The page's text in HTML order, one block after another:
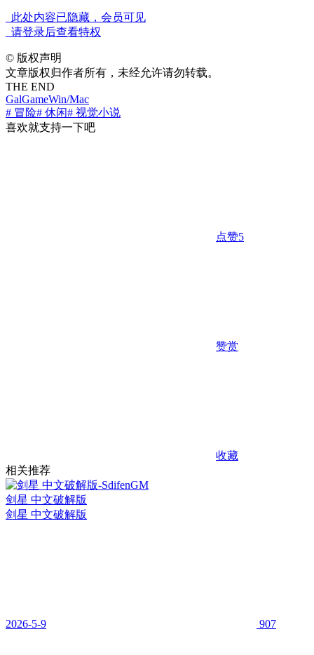
此处内容已隐藏，会员可见
请登录后查看特权
© 版权声明
文章版权归作者所有，未经允许请勿转载。
THE END
GalGameWin/Mac
# 冒险# 休闲# 视觉小说
喜欢就支持一下吧
点赞5
赞赏
收藏
相关推荐
剑星 中文破解版
剑星 中文破解版
2026-5-9 907